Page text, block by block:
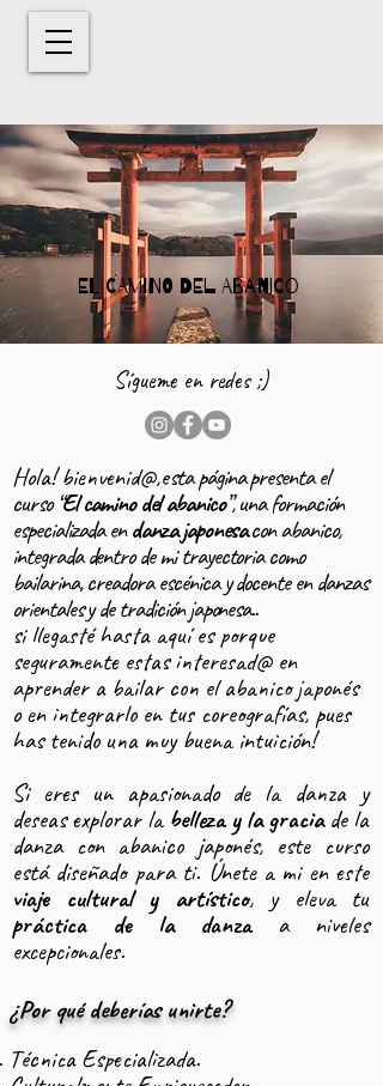
EL CAMINO DEL ABANICO
EL CAMINO DEL ABANICO
Sígueme en redes ;)
Hola! bienvenid@,esta página presenta el
curso “El camino del abanico”, una formación
especializada endanza japonesacon abanico,
integrada dentro de mi trayectoria como
bailarina, creadora escénica y docente en danzas
orientales y de tradición japonesa..
si llegasté hasta aquí es porque
seguramente estas interesad@ en
aprender a bailar con el abanico japonés
o en integrarlo en tus coreografías, pues
has tenido una muy buena intuición!
Si eres un apasionado de la danza y
deseas explorar la belleza y la graciade la
danza con abanico japonés, este curso
está diseñado para ti. Únete a mi en este
viaje cultural y artístico, y eleva tu
práctica de la danzaa niveles
excepcionales.
¿Por qué deberías unirte?
Técnica Especializada.